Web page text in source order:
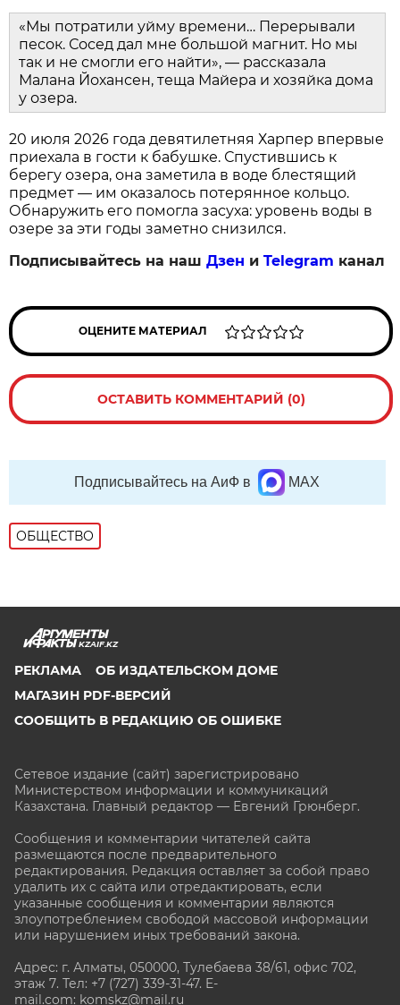
«Мы потратили уйму времени… Перерывали
песок. Сосед дал мне большой магнит. Но мы
так и не смогли его найти», — рассказала
Малана Йохансен, теща Майера и хозяйка дома
у озера.
20 июля 2026 года девятилетняя Харпер впервые
приехала в гости к бабушке. Спустившись к
берегу озера, она заметила в воде блестящий
предмет — им оказалось потерянное кольцо.
Обнаружить его помогла засуха: уровень воды в
озере за эти годы заметно снизился.
Подписывайтесь на нашДзен иTelegram канал
ОЦЕНИТЕ МАТЕРИАЛ
ОСТАВИТЬ КОММЕНТАРИЙ (0)
Подписывайтесь на АиФ в MAX
ОБЩЕСТВО
KZAIF.KZ
РЕКЛАМА
ОБ ИЗДАТЕЛЬСКОМ ДОМЕ
МАГАЗИН PDF-ВЕРСИЙ
СООБЩИТЬ В РЕДАКЦИЮ ОБ ОШИБКЕ
Сетевое издание (сайт) зарегистрировано
Министерством информации и коммуникаций
Казахстана. Главный редактор — Евгений Грюнберг.
Сообщения и комментарии читателей сайта
размещаются после предварительного
редактирования. Редакция оставляет за собой право
удалить их с сайта или отредактировать, если
указанные сообщения и комментарии являются
злоупотреблением свободой массовой информации
или нарушением иных требований закона.
Адрес: г. Алматы, 050000, Тулебаева 38/61, офис 702,
этаж 7. Тел: +7 (727) 339-31-47. E-
mail.com: komskz@mail.ru